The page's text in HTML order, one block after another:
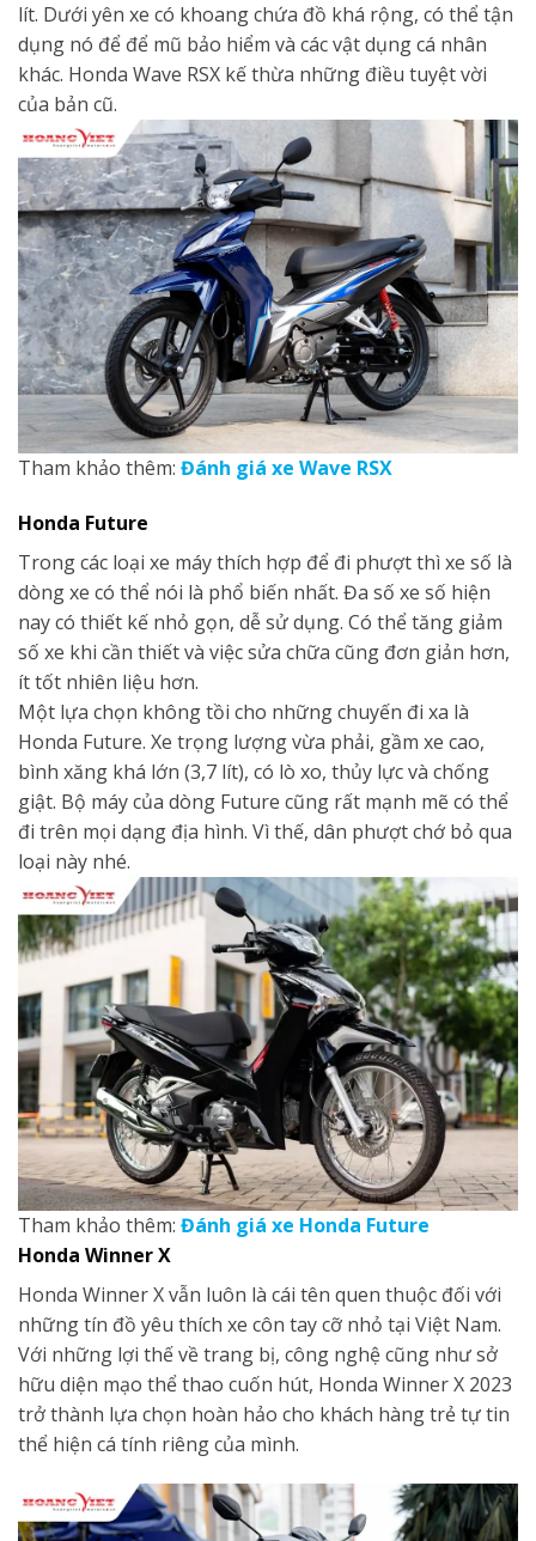
lít. Dưới yên xe có khoang chứa đồ khá rộng, có thể tận
dụng nó để để mũ bảo hiểm và các vật dụng cá nhân
khác. Honda Wave RSX kế thừa những điều tuyệt vời
của bản cũ.
Tham khảo thêm: Đánh giá xe Wave RSX
Honda Future
Trong các loại xe máy thích hợp để đi phượt thì xe số là
dòng xe có thể nói là phổ biến nhất. Đa số xe số hiện
nay có thiết kế nhỏ gọn, dễ sử dụng. Có thể tăng giảm
số xe khi cần thiết và việc sửa chữa cũng đơn giản hơn,
ít tốt nhiên liệu hơn.
Một lựa chọn không tồi cho những chuyến đi xa là
Honda Future. Xe trọng lượng vừa phải, gầm xe cao,
bình xăng khá lớn (3,7 lít), có lò xo, thủy lực và chống
giật. Bộ máy của dòng Future cũng rất mạnh mẽ có thể
đi trên mọi dạng địa hình. Vì thế, dân phượt chớ bỏ qua
loại này nhé.
Tham khảo thêm: Đánh giá xe Honda Future
Honda Winner X
Honda Winner X vẫn luôn là cái tên quen thuộc đối với
những tín đồ yêu thích xe côn tay cỡ nhỏ tại Việt Nam.
Với những lợi thế về trang bị, công nghệ cũng như sở
hữu diện mạo thể thao cuốn hút, Honda Winner X 2023
trở thành lựa chọn hoàn hảo cho khách hàng trẻ tự tin
thể hiện cá tính riêng của mình.